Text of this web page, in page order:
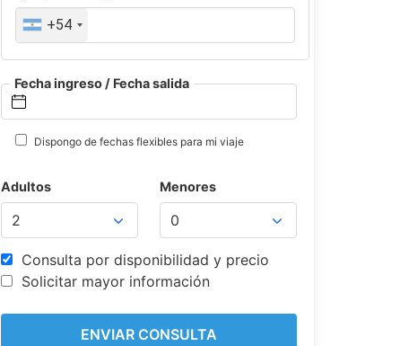
+54
Fecha ingreso / Fecha salida
Dispongo de fechas flexibles para mi viaje
Adultos Menores
Consulta por disponibilidad y precio
Solicitar mayor información